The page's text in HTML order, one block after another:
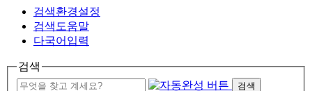
검색환경설정
검색도움말
다국어입력
검색
검색